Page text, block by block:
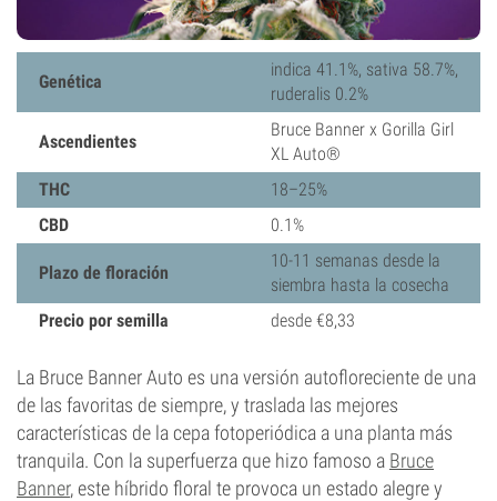
Genética
indica 41.1%, sativa 58.7%,
ruderalis 0.2%
Ascendientes
Bruce Banner x Gorilla Girl
XL Auto®
THC
18–25%
CBD
0.1%
Plazo de floración
10-11 semanas desde la
siembra hasta la cosecha
Precio por semilla
desde €8,33
La Bruce Banner Auto es una versión autofloreciente de una
de las favoritas de siempre, y traslada las mejores
características de la cepa fotoperiódica a una planta más
tranquila. Con la superfuerza que hizo famoso a Bruce
Banner, este híbrido floral te provoca un estado alegre y